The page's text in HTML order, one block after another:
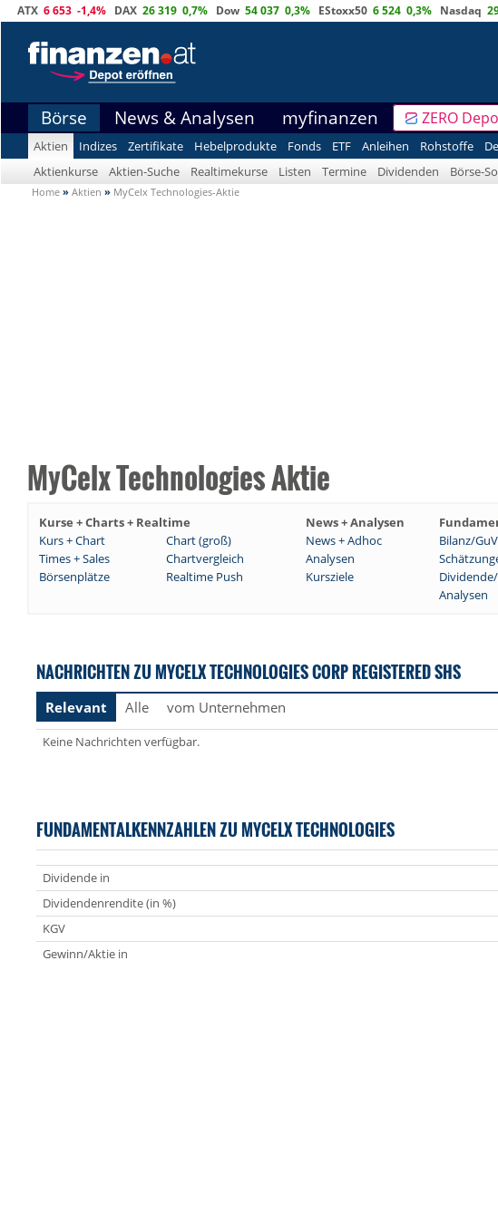
ATX 6 653 -1,4% DAX 26 319 0,7% Dow 54 037 0,3% EStoxx50 6 524 0,3% Nasdaq
Börse News & Analysen myfinanzen ZERO
Aktien Indizes Zertifikate Hebelprodukte Fonds ETF Anleihen Rohstoffe
Aktienkurse
Aktien-Suche Realtimekurse Listen Termine Dividenden Börse-
Home » Aktien » MyCelx Technologies-Aktie
MyCelx Technologies Aktie
Kurse + Charts + Realtime News + Analysen
Kurs + Chart
Chart (groß) News + Adhoc Bilanz/GuV
Times + Sales
Chartvergleich Analysen
Börsenplätze
Realtime Push Kursziele
Analysen
NACHRICHTEN ZU MYCELX TECHNOLOGIES CORP REGISTERED SHS
Relevant Alle vom Unternehmen
Keine Nachrichten verfügbar.
FUNDAMENTALKENNZAHLEN ZU MYCELX TECHNOLOGIES
Dividende in
Dividendenrendite (in %)
KGV
Gewinn/Aktie in